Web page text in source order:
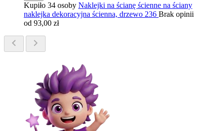
Kupiło 34 osoby Naklejki na ścianę ścienne na ściany
naklejka dekoracyjna ścienna, drzewo 236 Brak opinii
od 93,00 zł